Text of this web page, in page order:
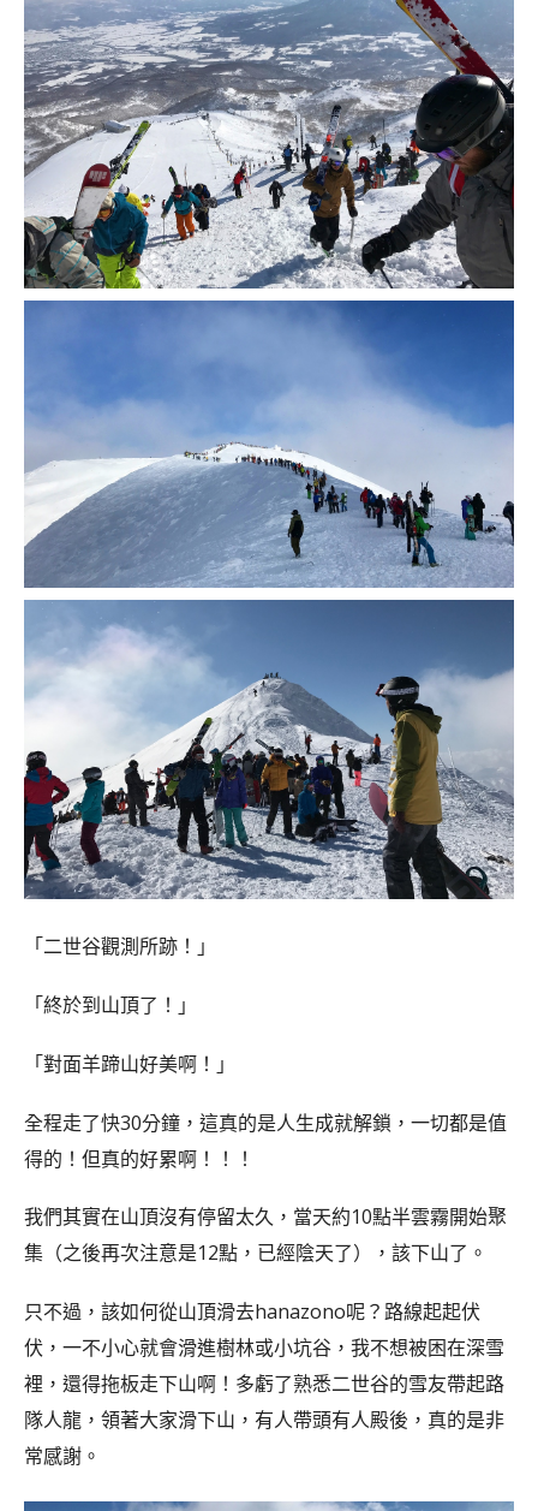
「二世谷觀測所跡！」
「終於到山頂了！」
「對面羊蹄山好美啊！」
全程走了快30分鐘，這真的是人生成就解鎖，一切都是值
得的！但真的好累啊！！！
我們其實在山頂沒有停留太久，當天約10點半雲霧開始聚
集（之後再次注意是12點，已經陰天了），該下山了。
只不過，該如何從山頂滑去hanazono呢？路線起起伏
伏，一不小心就會滑進樹林或小坑谷，我不想被困在深雪
裡，還得拖板走下山啊！多虧了熟悉二世谷的雪友帶起路
隊人龍，領著大家滑下山，有人帶頭有人殿後，真的是非
常感謝。